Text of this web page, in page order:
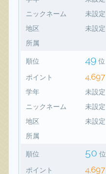
ニックネーム
未設定
地区
未設定
所属
順位 49 位
ポイント 4,697
学年
未設定
ニックネーム
未設定
地区
未設定
所属
順位 50 位
ポイント 4,697